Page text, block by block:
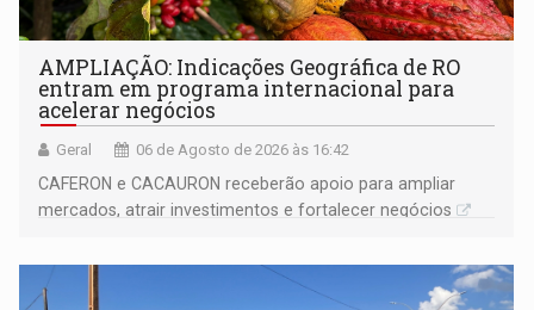
AMPLIAÇÃO: Indicações Geográfica de RO
entram em programa internacional para
acelerar negócios
Geral 06 de Agosto de 2026 às 16:42
CAFERON e CACAURON receberão apoio para ampliar
mercados, atrair investimentos e fortalecer negócios